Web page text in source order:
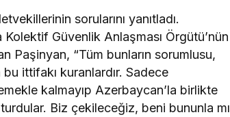
sorularını yanıtladı.
Güvenlik Anlaşması Örgütü’nün
Paşinyan, “Tüm bunların sorumlusu,
ittifakı kuranlardır. Sadece
kalmayıp Azerbaycan’la birlikte
Biz çekileceğiz, beni bununla mı